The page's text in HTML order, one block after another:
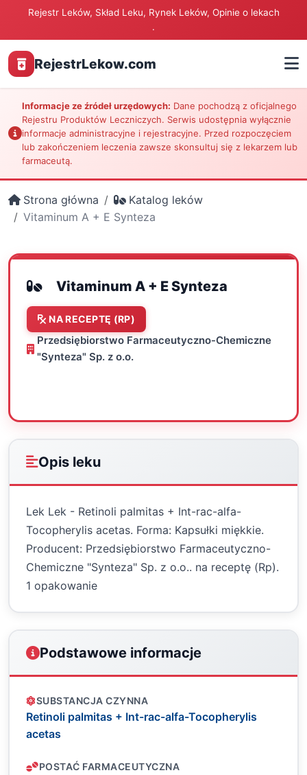
Rejestr Leków, Skład Leku, Rynek Leków, Opinie o lekach
.
RejestrLekow.com
Informacje ze źródeł urzędowych: Dane pochodzą z oficjalnego
Rejestru Produktów Leczniczych. Serwis udostępnia wyłącznie
informacje administracyjne i rejestracyjne. Przed rozpoczęciem
lub zakończeniem leczenia zawsze skonsultuj się z lekarzem lub
farmaceutą.
Strona główna
Katalog leków
Vitaminum A + E Synteza
Vitaminum A + E Synteza
NA RECEPTĘ (RP)
Przedsiębiorstwo Farmaceutyczno-Chemiczne
"Synteza" Sp. z o.o.
Opis leku
Lek Lek - Retinoli palmitas + Int-rac-alfa-
Tocopherylis acetas. Forma: Kapsułki miękkie.
Producent: Przedsiębiorstwo Farmaceutyczno-
Chemiczne "Synteza" Sp. z o.o.. na receptę (Rp).
1 opakowanie
Podstawowe informacje
SUBSTANCJA CZYNNA
Retinoli palmitas + Int-rac-alfa-Tocopherylis
acetas
POSTAĆ FARMACEUTYCZNA